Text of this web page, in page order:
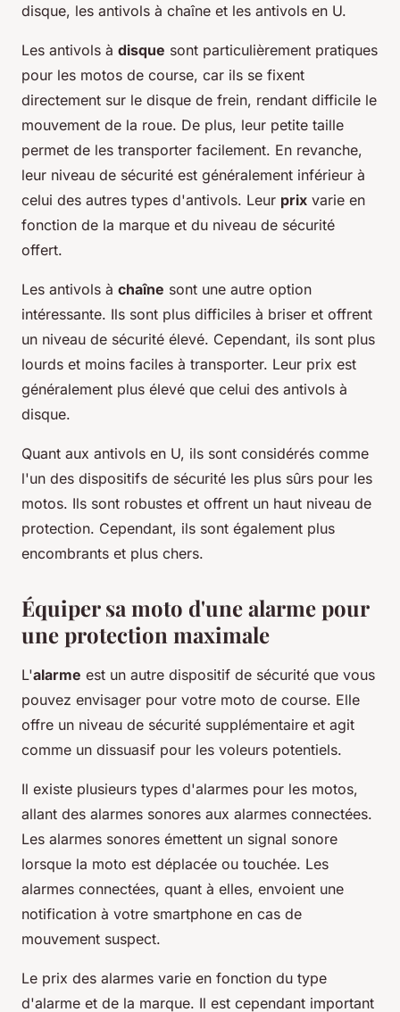
disque, les antivols à chaîne et les antivols en U.
Les antivols à disque sont particulièrement pratiques
pour les motos de course, car ils se fixent
directement sur le disque de frein, rendant difficile le
mouvement de la roue. De plus, leur petite taille
permet de les transporter facilement. En revanche,
leur niveau de sécurité est généralement inférieur à
celui des autres types d'antivols. Leur prix varie en
fonction de la marque et du niveau de sécurité
offert.
Les antivols à chaîne sont une autre option
intéressante. Ils sont plus difficiles à briser et offrent
un niveau de sécurité élevé. Cependant, ils sont plus
lourds et moins faciles à transporter. Leur prix est
généralement plus élevé que celui des antivols à
disque.
Quant aux antivols en U, ils sont considérés comme
l'un des dispositifs de sécurité les plus sûrs pour les
motos. Ils sont robustes et offrent un haut niveau de
protection. Cependant, ils sont également plus
encombrants et plus chers.
Équiper sa moto d'une alarme pour
une protection maximale
L'alarme est un autre dispositif de sécurité que vous
pouvez envisager pour votre moto de course. Elle
offre un niveau de sécurité supplémentaire et agit
comme un dissuasif pour les voleurs potentiels.
Il existe plusieurs types d'alarmes pour les motos,
allant des alarmes sonores aux alarmes connectées.
Les alarmes sonores émettent un signal sonore
lorsque la moto est déplacée ou touchée. Les
alarmes connectées, quant à elles, envoient une
notification à votre smartphone en cas de
mouvement suspect.
Le prix des alarmes varie en fonction du type
d'alarme et de la marque. Il est cependant important